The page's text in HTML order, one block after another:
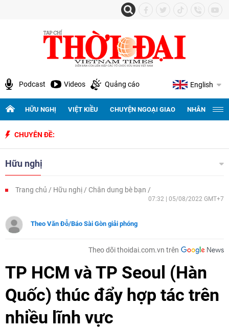
Podcast Videos Quảng cáo English
HỮU NGHỊ VIỆT KIỀU CHUYỆN NGOẠI GIAO NHÂN
CHUYÊN ĐỀ:
Hữu nghị
Trang chủ Hữu nghị Chân dung bè bạn
07:32 | 05/08/2022 GMT+7
Theo Văn Đỗ/Báo Sài Gòn giải phóng
Theo dõi thoidai.com.vn trên
TP HCM và TP Seoul (Hàn
Quốc) thúc đẩy hợp tác trên
nhiều lĩnh vực